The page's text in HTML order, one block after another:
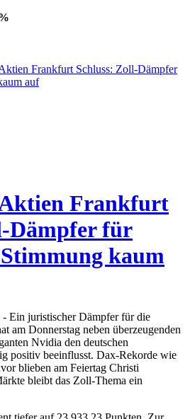
Frankfurt Schluss: Zoll-Dämpfer
auf
Frankfurt
Dämpfer für
kaum
juristischer Dämpfer für die
am Donnerstag neben überzeugenden
Nvidia den deutschen
positiv beeinflusst. Dax-Rekorde wie
blieben am Feiertag Christi
bleibt das Zoll-Thema ein